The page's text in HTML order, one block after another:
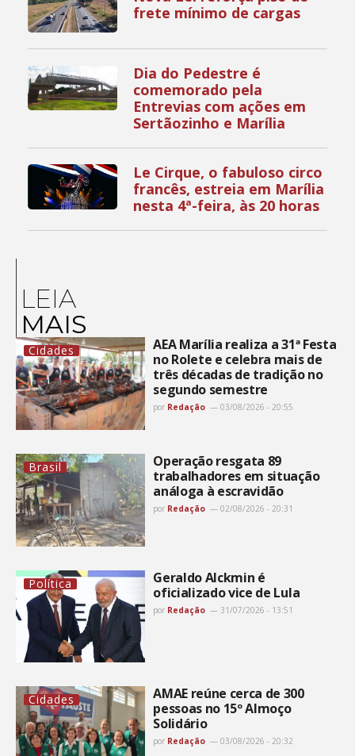
frete mínimo de cargas
Dia do Pedestre é
comemorado pela
Entrevias com ações em
Sertãozinho e Marília
Le Cirque, o fabuloso circo
francês, estreia em Marília
nesta 4ª-feira, às 20 horas
LEIA
MAIS
Cidades
AEA Marília realiza a 31ª Festa
no Rolete e celebra mais de
três décadas de tradição no
segundo semestre
por Redação 03/08/2026 - 20:55
Brasil
Operação resgata 89
trabalhadores em situação
análoga à escravidão
por Redação 02/08/2026 - 20:31
Política
Geraldo Alckmin é
oficializado vice de Lula
por Redação 31/07/2026 - 13:51
Cidades
AMAE reúne cerca de 300
pessoas no 15º Almoço
Solidário
por Redação 03/08/2026 - 20:32